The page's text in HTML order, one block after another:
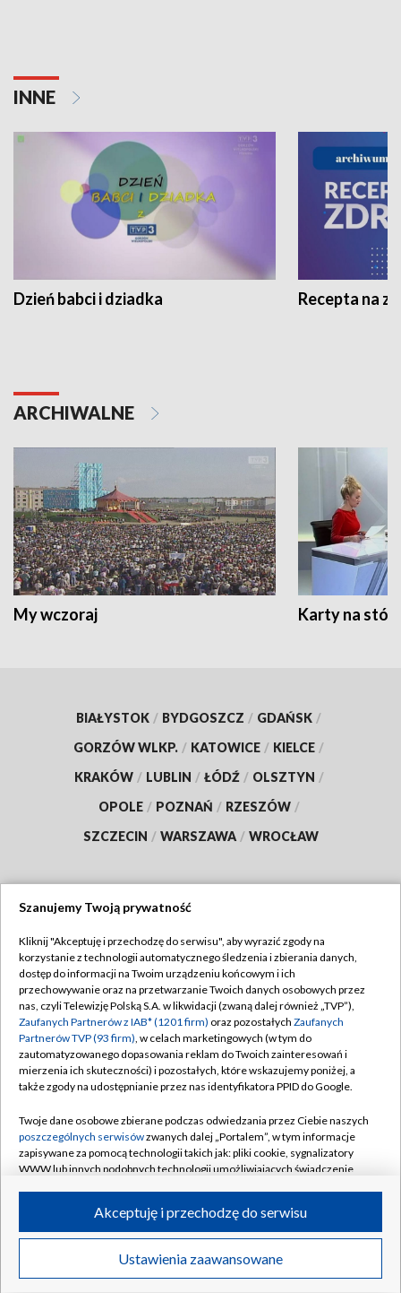
INNE
Dzień babci i dziadka Recepta na
ARCHIWALNE
My wczoraj Karty na
BIAŁYSTOK / BYDGOSZCZ / GDAŃSK /
GORZÓW WLKP. / KATOWICE / KIELCE /
KRAKÓW / LUBLIN / ŁÓDŹ / OLSZTYN /
OPOLE / POZNAŃ / RZESZÓW /
SZCZECIN / WARSZAWA / WROCŁAW
TVP
Abonament TVP
Emisja w TVP
Centrum informacji TVP
Naziemna Telewizja Cyfrowa
Rada Programowa
System NOS
Informacje o nadawcy
Program dla prasy
Ogłoszenie przetargowe
Regulamin TVP
Polityka prywatności
Moje zgody
Pomoc
Kontakt
Kanały
©2026 Telewizja Polska S.A. w likwidacji
Szanujemy Twoją prywatność
Kliknij "Akceptuję i przechodzę do serwisu", aby wyrazić zgody na
korzystanie z technologii automatycznego śledzenia i zbierania danych,
dostęp do informacji na Twoim urządzeniu końcowym i ich
przechowywanie oraz na przetwarzanie Twoich danych osobowych przez
nas, czyli Telewizję Polską S.A. w likwidacji (zwaną dalej również „TVP”),
Zaufanych Partnerów z IAB* (1201 firm) oraz pozostałych Zaufanych
Partnerów TVP (93 firm), w celach marketingowych (w tym do
zautomatyzowanego dopasowania reklam do Twoich zainteresowań i
mierzenia ich skuteczności) i pozostałych, które wskazujemy poniżej, a
także zgody na udostępnianie przez nas identyfikatora PPID do Google.
Twoje dane osobowe zbierane podczas odwiedzania przez Ciebie naszych
poszczególnych serwisówzwanych dalej „Portalem”, w tym informacje
zapisywane za pomocą technologii takich jak: pliki cookie, sygnalizatory
WWW lub innych podobnych technologii umożliwiających świadczenie
ruchu w Internecie.
Twoje dane osobowe zbierane podczas odwiedzania przez Ciebie
poszczególnych serwisówna Portalu, takie jak adresy IP, identyfikatory
Ustawienia zaawansowane
Akceptuję i przechodzę do serwisu